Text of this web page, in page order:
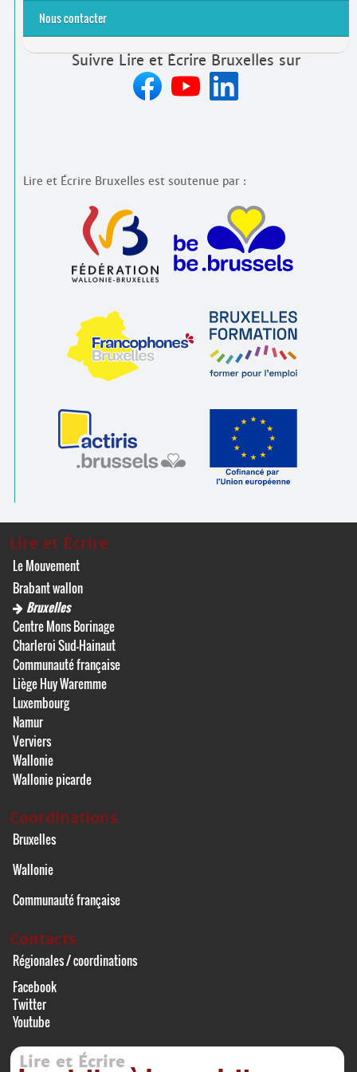
Nous contacter
Suivre Lire et Écrire Bruxelles sur
Lire et Écrire Bruxelles est soutenue par :
Lire et Écrire
Le Mouvement
Brabant wallon
Bruxelles
Centre Mons Borinage
Charleroi Sud-Hainaut
Communauté française
Liège Huy Waremme
Luxembourg
Namur
Verviers
Wallonie
Wallonie picarde
Coordinations
Bruxelles
Wallonie
Communauté française
Contacts
Régionales / coordinations
Facebook
Twitter
Youtube
Lire et Écrire